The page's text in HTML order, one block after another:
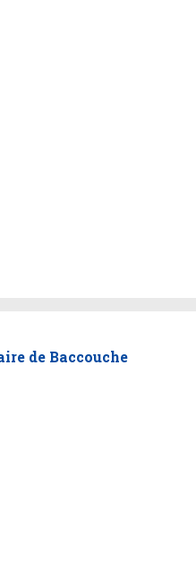
de Baccouche